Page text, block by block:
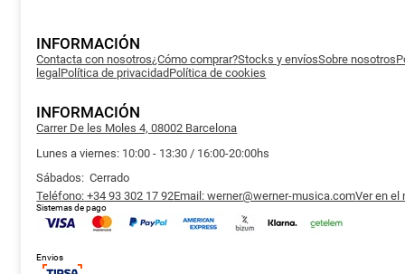
INFORMACIÓN
Contacta con nosotros¿Cómo comprar?Stocks y envíosSobre nosotros
legalPolítica de privacidadPolítica de cookies
INFORMACIÓN
Carrer De les Moles 4, 08002 Barcelona
Lunes a viernes: 10:00 - 13:30 / 16:00-20:00hs
Sábados: Cerrado
Teléfono: +34 93 302 17 92Email: werner@werner-musica.comVer en el
Sistemas de pago
Envios